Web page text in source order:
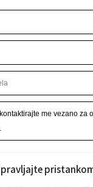
1/1
for investment
attractive
or to arrange a
POŠALJITE UPIT